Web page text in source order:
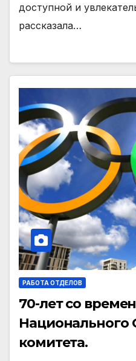
доступной и
рассказала…
РАБОТА ОТДЕЛОВ
70-лет со
Национального
комитета.